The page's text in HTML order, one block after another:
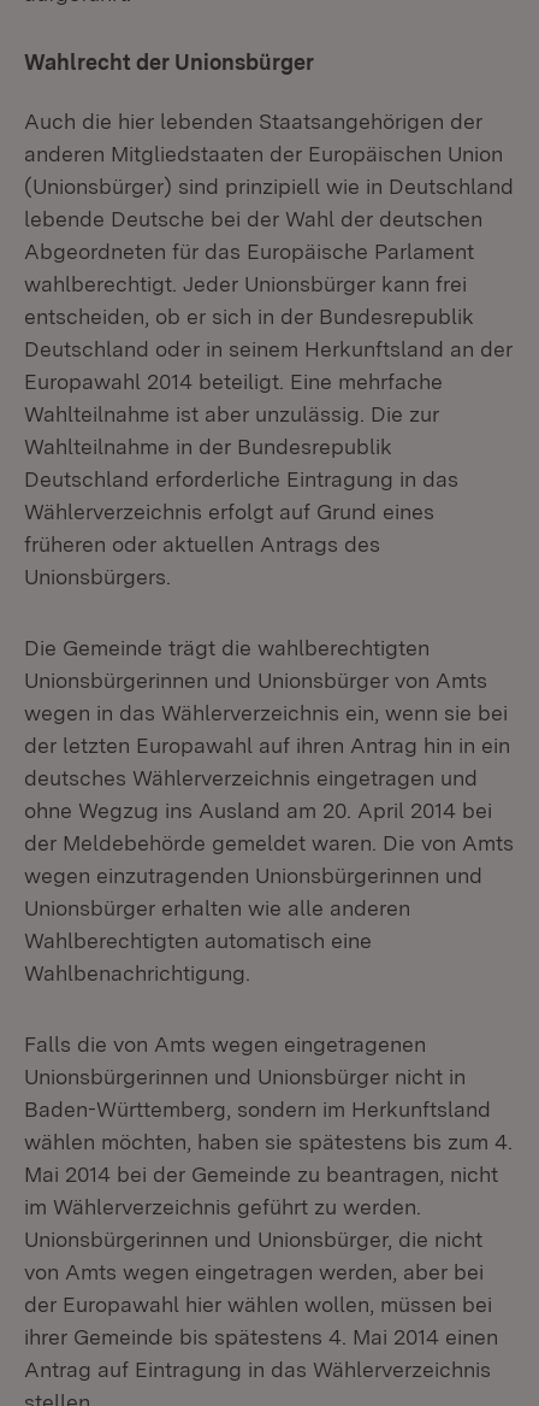
Wahlrecht der Unionsbürger
Auch die hier lebenden Staatsangehörigen der
anderen Mitgliedstaaten der Europäischen Union
(Unionsbürger) sind prinzipiell wie in Deutschland
lebende Deutsche bei der Wahl der deutschen
Abgeordneten für das Europäische Parlament
wahlberechtigt. Jeder Unionsbürger kann frei
entscheiden, ob er sich in der Bundesrepublik
Deutschland oder in seinem Herkunftsland an der
Europawahl 2014 beteiligt. Eine mehrfache
Wahlteilnahme ist aber unzulässig. Die zur
Wahlteilnahme in der Bundesrepublik
Deutschland erforderliche Eintragung in das
Wählerverzeichnis erfolgt auf Grund eines
früheren oder aktuellen Antrags des
Unionsbürgers.
Die Gemeinde trägt die wahlberechtigten
Unionsbürgerinnen und Unionsbürger von Amts
wegen in das Wählerverzeichnis ein, wenn sie bei
der letzten Europawahl auf ihren Antrag hin in ein
deutsches Wählerverzeichnis eingetragen und
ohne Wegzug ins Ausland am 20. April 2014 bei
der Meldebehörde gemeldet waren. Die von Amts
wegen einzutragenden Unionsbürgerinnen und
Unionsbürger erhalten wie alle anderen
Wahlberechtigten automatisch eine
Wahlbenachrichtigung.
Falls die von Amts wegen eingetragenen
Unionsbürgerinnen und Unionsbürger nicht in
Baden-Württemberg, sondern im Herkunftsland
wählen möchten, haben sie spätestens bis zum 4.
Mai 2014 bei der Gemeinde zu beantragen, nicht
im Wählerverzeichnis geführt zu werden.
Unionsbürgerinnen und Unionsbürger, die nicht
von Amts wegen eingetragen werden, aber bei
der Europawahl hier wählen wollen, müssen bei
ihrer Gemeinde bis spätestens 4. Mai 2014 einen
Antrag auf Eintragung in das Wählerverzeichnis